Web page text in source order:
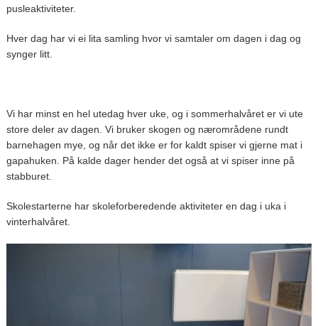
pusleaktiviteter.
Hver dag har vi ei lita samling hvor vi samtaler om dagen i dag og
synger litt.
Vi har minst en hel utedag hver uke, og i sommerhalvåret er vi ute
store deler av dagen. Vi bruker skogen og nærområdene rundt
barnehagen mye, og når det ikke er for kaldt spiser vi gjerne mat i
gapahuken. På kalde dager hender det også at vi spiser inne på
stabburet.
Skolestarterne har skoleforberedende aktiviteter en dag i uka i
vinterhalvåret.